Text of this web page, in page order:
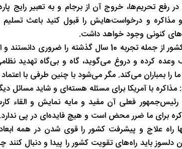
رفع تحریم‌ها، خروج آن از برجام و به تعبیر رایج
او مذاکره و درخواست‌هایش را قبول کنید باعث
کنونی وجود خواهد داشت.
رهبر انقلاب فراموش نکردن تجارب کشور از جمله تجربه
وعده کرده و دروغ می‌گوید، گاه و بی‌گاه
ما را بمباران می‌کند. مگر می‌شود با چنین طرفی با
مذاکره با آمریکا برای مسئله هسته‌ای و شاید
رئیس‌جمهور فعلی آن مفید و مایه نمایش و القاء
برای ما ضرر محض است و هیچ فایده‌ای در پی ندارد.
راه علاج و پیشرفت کشور را قوی شدن در همه
دلسوز باید راه‌های تقویت کشور را پیدا و دنبال